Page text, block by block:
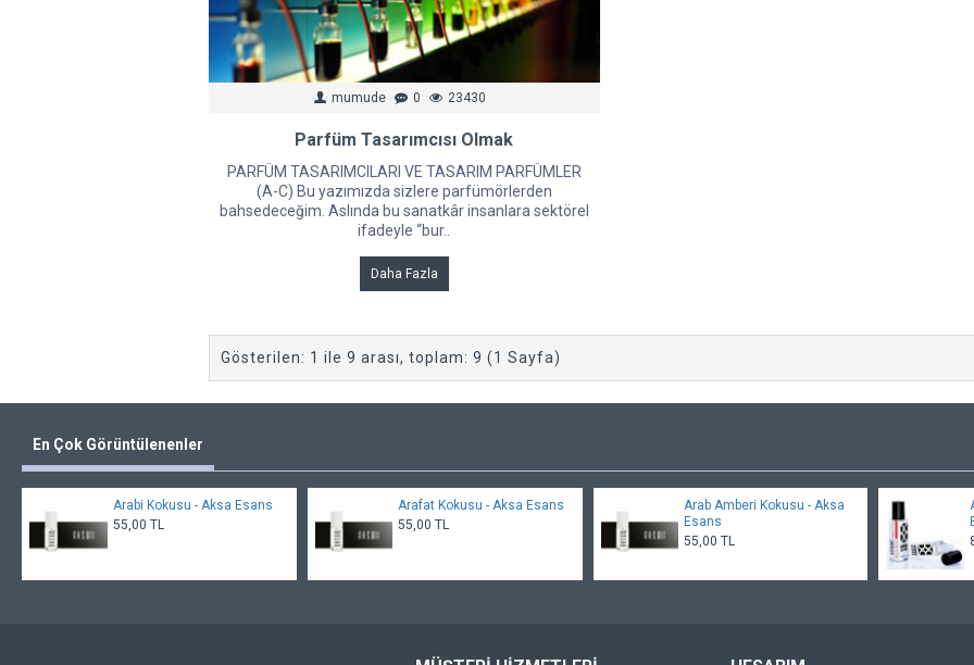
mumude 0 23430
Parfüm Tasarımcısı Olmak
PARFÜM TASARIMCILARI VE TASARIM PARFÜMLER
(A-C) Bu yazımızda sizlere parfümörlerden
bahsedeceğim. Aslında bu sanatkâr insanlara sektörel
ifadeyle “bur..
Daha Fazla
Gösterilen: 1 ile 9 arası, toplam: 9 (1 Sayfa)
En Çok Görüntülenenler
Arabi Kokusu - Aksa Esans
55,00 TL
Arafat Kokusu - Aksa Esans
55,00 TL
Arab Amberi Kokusu - Aksa
Esans
55,00 TL